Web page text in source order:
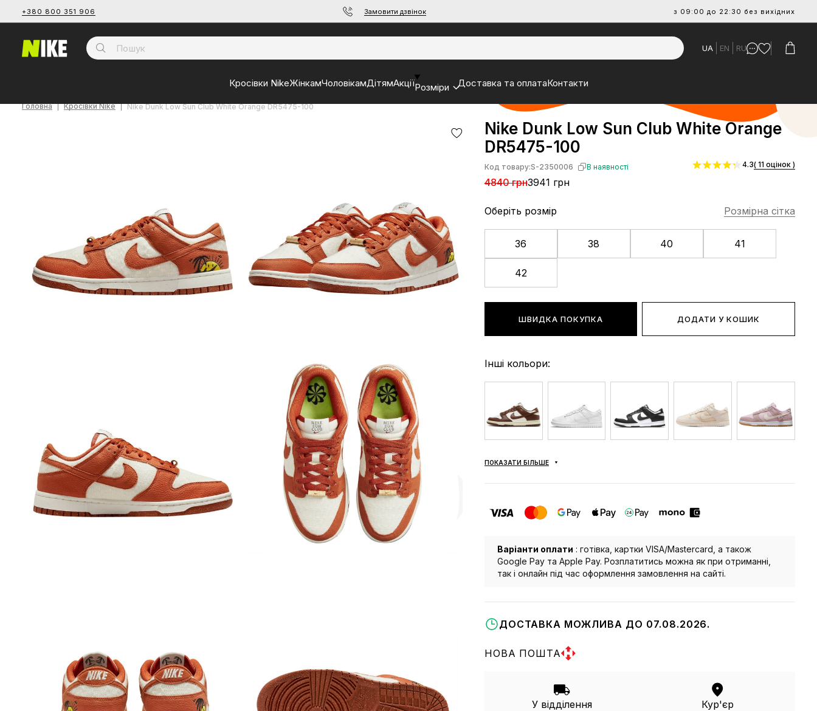
+380 800 351 906 Замовити дзвінок з 09:00 до 22:30 без вихідних
UA EN RU
Кросівки NikeЖінкамЧоловікамДітямАкціїРозміри Доставка та оплатаКонтакти
Головна Кросівки Nike Nike Dunk Low Sun Club White Orange DR5475-100
Nike Dunk Low Sun Club White Orange
DR5475-100
Код товару:S-2350006 В наявності
4840 грн3941 грн
4.3( 11 оцінок )
Оберіть розмір Розмірна сітка
36 38 40 41
42
ШВИДКА ПОКУПКА ДОДАТИ У КОШИК
Інші кольори:
ПОКАЗАТИ БІЛЬШЕ
Варіанти оплати : готівка, картки VISA/Mastercard, а також
Google Pay та Apple Pay. Розплатитись можна як при отриманні,
так і онлайн під час оформлення замовлення на сайті.
ДОСТАВКА МОЖЛИВА ДО 07.08.2026.
НОВА ПОШТА
У відділення Кур'єр